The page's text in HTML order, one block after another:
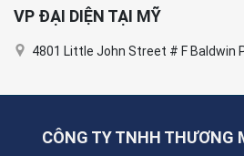
VP ĐẠI DIỆN TẠI MỸ
4801 Little John Street # F Baldwin
CÔNG TY TNHH THƯƠNG